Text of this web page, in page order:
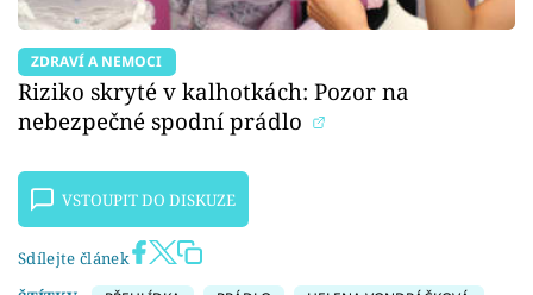
ZDRAVÍ A NEMOCI
Riziko skryté v kalhotkách: Pozor na
nebezpečné spodní prádlo
VSTOUPIT DO DISKUZE
Sdílejte článek